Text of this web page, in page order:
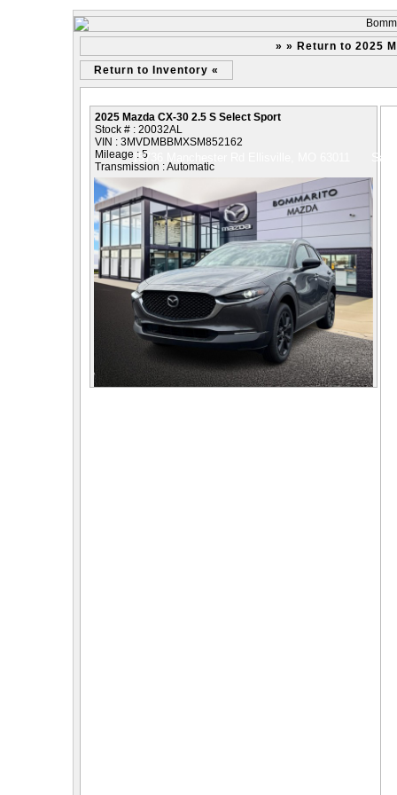
15736 Manchester Rd Ellisville, MO 63011
» » Return to 2025
Return to Inventory «
2025 Mazda CX-30 2.5 S Select Sport
Stock # : 20032AL
VIN : 3MVDMBBMXSM852162
Mileage : 5
Transmission : Automatic